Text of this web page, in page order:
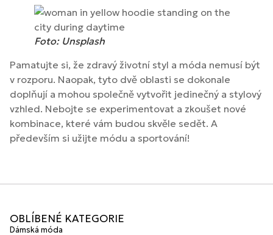
Foto: Unsplash
Pamatujte si, že zdravý životní styl a móda nemusí být
v rozporu. Naopak, tyto dvě oblasti se dokonale
doplňují a mohou společně vytvořit jedinečný a stylový
vzhled. Nebojte se experimentovat a zkoušet nové
kombinace, které vám budou skvěle sedět. A
především si užijte módu a sportování!
OBLÍBENÉ KATEGORIE
Dámská móda